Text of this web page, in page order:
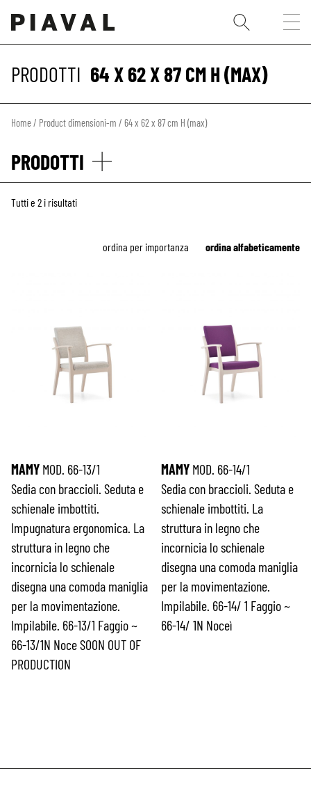
PRODOTTI 64 X 62 X 87 CM H (MAX)
Home/ Product dimensioni-m / 64 x 62 x 87 cm H (max)
PRODOTTI
Tutti e 2 i risultati
ordina alfabeticamente
ordina per importanza
MAMY MOD. 66-13/1
Sedia con braccioli. Seduta e
schienale imbottiti.
Impugnatura ergonomica. La
struttura in legno che
incornicia lo schienale
disegna una comoda maniglia
per la movimentazione.
Impilabile. 66-13/1 Faggio ~
66-13/1N Noce SOON OUT OF
PRODUCTION
MAMY MOD. 66-14/1
Sedia con braccioli. Seduta e
schienale imbottiti. La
struttura in legno che
incornicia lo schienale
disegna una comoda maniglia
per la movimentazione.
Impilabile. 66-14/ 1 Faggio ~
66-14/ 1N Noceì